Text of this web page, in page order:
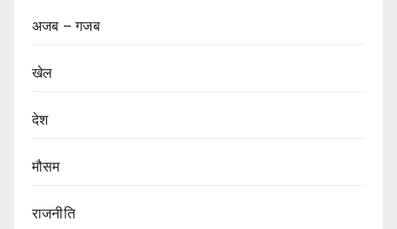
अजब – गजब
खेल
देश
मौसम
राजनीति